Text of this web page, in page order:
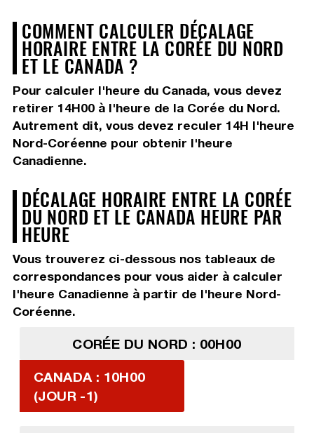
COMMENT CALCULER DÉCALAGE
HORAIRE ENTRE LA CORÉE DU NORD
ET LE CANADA ?
Pour calculer l'heure du Canada, vous devez
retirer 14H00à l'heure de la Corée du Nord.
Autrement dit, vous devez reculer 14H l'heure
Nord-Coréenne pour obtenir l'heure
Canadienne.
DÉCALAGE HORAIRE ENTRE LA CORÉE
DU NORD ET LE CANADA HEURE PAR
HEURE
Vous trouverez ci-dessous nos tableaux de
correspondances pour vous aider à calculer
l'heure Canadienne à partir de l'heure Nord-
Coréenne.
CORÉE DU NORD : 00H00
CANADA : 10H00
(JOUR -1)